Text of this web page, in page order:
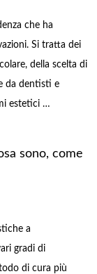
che ha
Si tratta dei
della scelta di
da dentisti e
estetici …
sono, come
a
gradi di
di cura più